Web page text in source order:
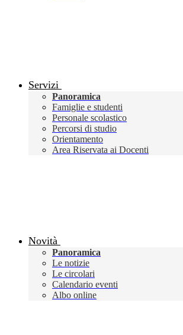
Servizi
Panoramica
Famiglie e studenti
Personale scolastico
Percorsi di studio
Orientamento
Area Riservata ai Docenti
Novità
Panoramica
Le notizie
Le circolari
Calendario eventi
Albo online